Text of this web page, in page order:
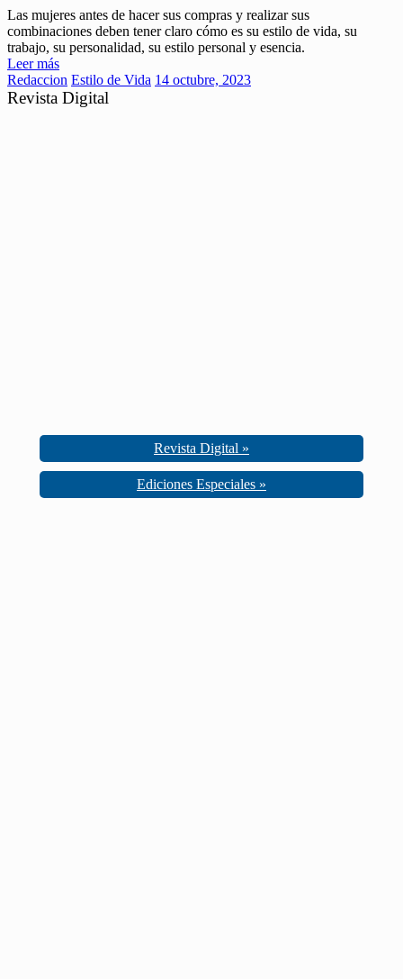
Las mujeres antes de hacer sus compras y realizar sus
combinaciones deben tener claro cómo es su estilo de vida, su
trabajo, su personalidad, su estilo personal y esencia.
Leer más
Redaccion Estilo de Vida 14 octubre, 2023
Revista Digital
Revista Digital »
Ediciones Especiales »